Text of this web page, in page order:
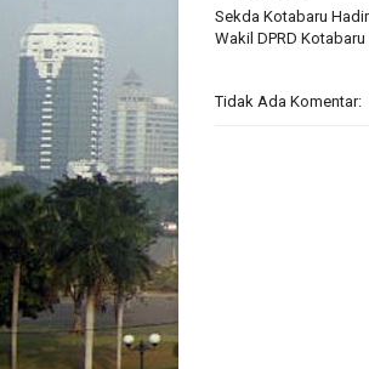
Sekda Kotabaru
Wakil DPRD
Tidak Ada Komentar: